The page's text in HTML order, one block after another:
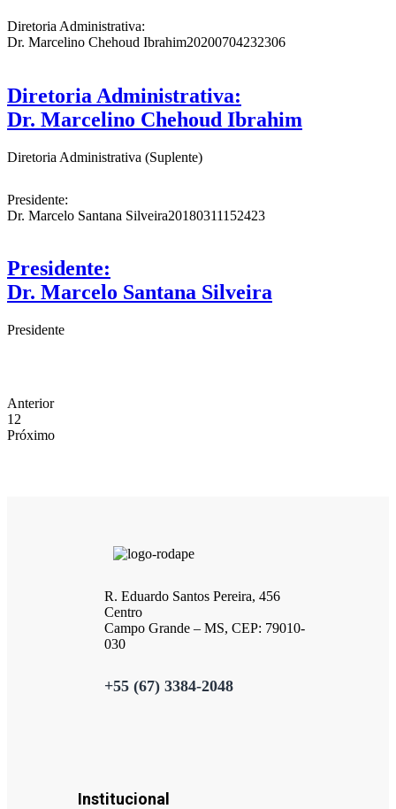
Diretoria Administrativa:
Dr. Marcelino Chehoud Ibrahim20200704232306
Diretoria Administrativa:
Dr. Marcelino Chehoud Ibrahim
Diretoria Administrativa (Suplente)
Presidente:
Dr. Marcelo Santana Silveira20180311152423
Presidente:
Dr. Marcelo Santana Silveira
Presidente
Anterior
1 2
Próximo
R. Eduardo Santos Pereira, 456
Centro
Campo Grande – MS, CEP: 79010-
030
+55 (67) 3384-2048
Institucional